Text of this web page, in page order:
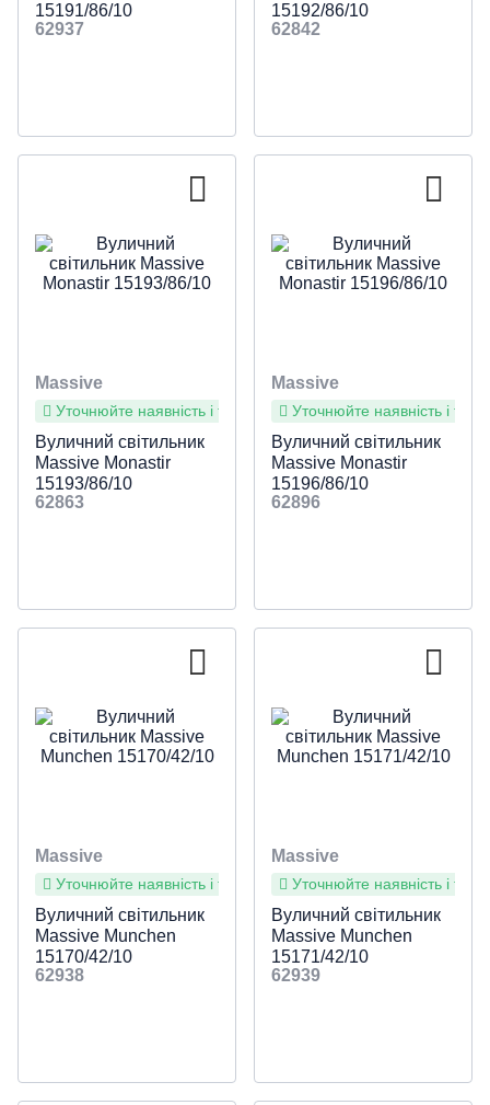
15191/86/10
62937
15192/86/10
62842
Massive
Уточнюйте наявність і терміни
Вуличний світильник
Massive Monastir
15193/86/10
62863
Massive
Уточнюйте наявність і
Вуличний світильник
Massive Monastir
15196/86/10
62896
Massive
Уточнюйте наявність і терміни
Вуличний світильник
Massive Munchen
15170/42/10
62938
Massive
Уточнюйте наявність і
Вуличний світильник
Massive Munchen
15171/42/10
62939